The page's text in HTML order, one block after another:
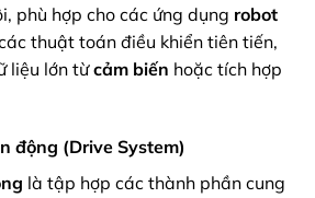
phù hợp cho các ứng dụng robot
thuật toán điều khiển tiên tiến,
liệu lớn từcảm biến hoặc tích hợp
động (Drive System)
là tập hợp các thành phần cung